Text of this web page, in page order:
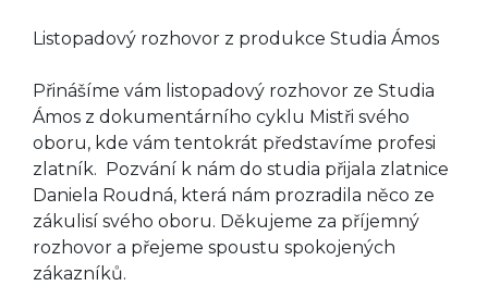
Listopadový rozhovor z produkce Studia Ámos
Přinášíme vám listopadový rozhovor ze Studia
Ámos z dokumentárního cyklu Mistři svého
oboru, kde vám tentokrát představíme profesi
zlatník. Pozvání k nám do studia přijala zlatnice
Daniela Roudná, která nám prozradila něco ze
zákulisí svého oboru. Děkujeme za příjemný
rozhovor a přejeme spoustu spokojených
zákazníků.